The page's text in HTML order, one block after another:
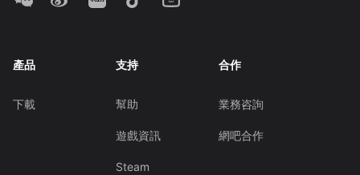
產品
下載
支持
幫助
遊戲資訊
Steam
合作
業務咨詢
網吧合作